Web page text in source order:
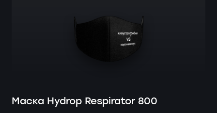
Маска Hydrop Respirator 800